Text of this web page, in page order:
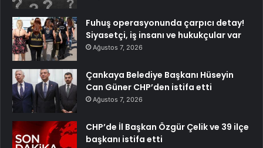
Fuhuş operasyonunda çarpıcı detay!
Siyasetçi, iş insanı ve hukukçular var
Ağustos 7, 2026
Çankaya Belediye Başkanı Hüseyin
Can Güner CHP’den istifa etti
Ağustos 7, 2026
CHP’de İl Başkan Özgür Çelik ve 39 ilçe
başkanı istifa etti